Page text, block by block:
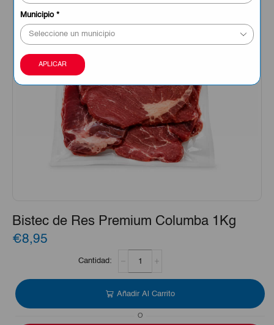
Municipio*
APLICAR
Bistec de Res Premium Columba 1Kg
€8,95
Columba
1Kg
cantidad
Añadir Al Carrito
O